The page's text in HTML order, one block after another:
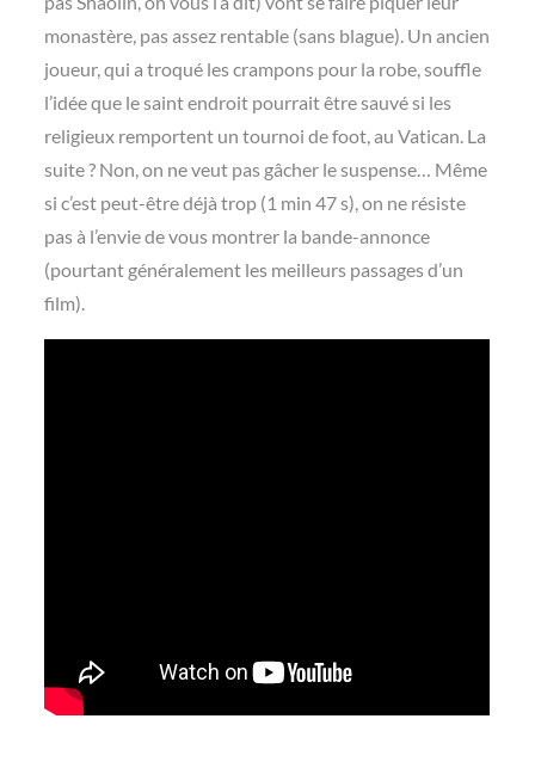
monastère, pas assez rentable (sans blague). Un ancien
joueur, qui a troqué les crampons pour la robe, souffle
l’idée que le saint endroit pourrait être sauvé si les
religieux remportent un tournoi de foot, au Vatican. La
suite ? Non, on ne veut pas gâcher le suspense… Même
si c’est peut-être déjà trop (1 min 47 s), on ne résiste
pas à l’envie de vous montrer la bande-annonce
(pourtant généralement les meilleurs passages d’un
film).